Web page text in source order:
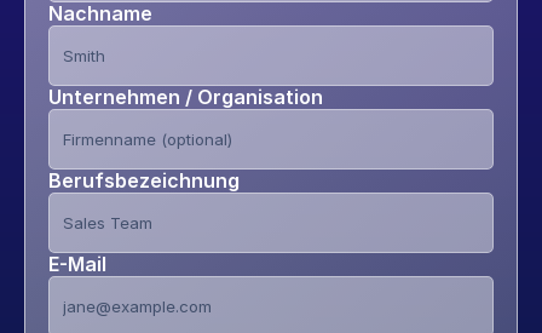
Nachname
Unternehmen / Organisation
Berufsbezeichnung
E-Mail